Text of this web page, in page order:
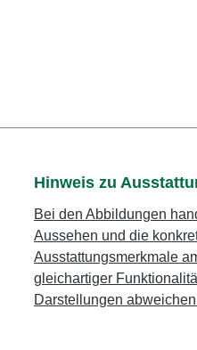
Hinweis zu
Bei den Abbildungen
Aussehen und die
Ausstattungsmerkmale
gleichartiger
Darstellungen